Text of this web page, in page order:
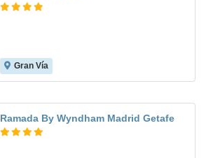
Gran Vía
Ramada By Wyndham Madrid Getafe